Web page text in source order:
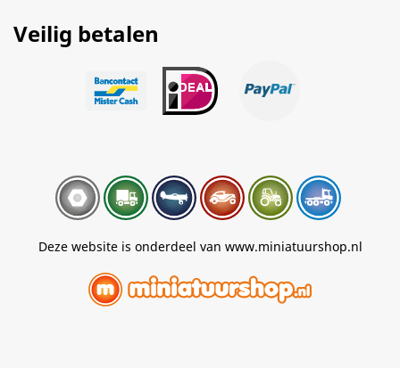
Veilig betalen
Deze website is onderdeel van www.miniatuurshop.nl